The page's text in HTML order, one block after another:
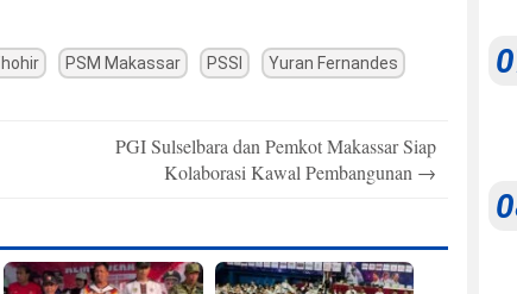
PSM Makassar PSSI Yuran Fernandes
PGI Sulselbara dan Pemkot Makassar Siap
Kolaborasi Kawal Pembangunan →